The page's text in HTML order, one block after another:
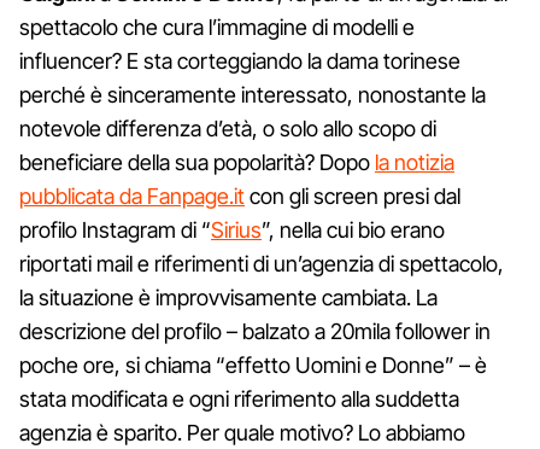
spettacolo che cura l’immagine di modelli e
influencer? E sta corteggiando la dama torinese
perché è sinceramente interessato, nonostante la
notevole differenza d’età, o solo allo scopo di
beneficiare della sua popolarità? Dopo la notizia
pubblicata da Fanpage.itcon gli screen presi dal
profilo Instagram di “Sirius”, nella cui bio erano
riportati mail e riferimenti di un’agenzia di spettacolo,
la situazione è improvvisamente cambiata. La
descrizione del profilo – balzato a 20mila follower in
poche ore, si chiama “effetto Uomini e Donne” – è
stata modificata e ogni riferimento alla suddetta
agenzia è sparito. Per quale motivo? Lo abbiamo